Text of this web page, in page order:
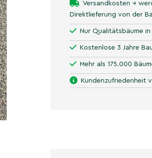
Versandkosten →
Direktlieferung von der
Nur Qualitätsbäume
Kostenlose 3 Jahre
Mehr als 175.000
Kundenzufriedenheit